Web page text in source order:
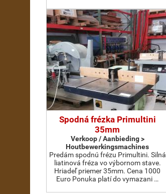
Spodná frézka Primultini
35mm
Verkoop / Aanbieding >
Houtbewerkingsmachines
Predám spodnú frézu Primultini. Silná
liatinová fréza vo výbornom stave.
Hriadeľ priemer 35mm. Cena 1000
Euro Ponuka platí do vymazani …